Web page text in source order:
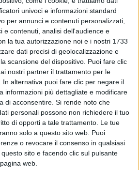
univoci e informazioni standard
per annunci e contenuti personalizzati,
e contenuti, analisi dell'audience e
la tua autorizzazione noi e i nostri 1733
dati precisi di geolocalizzazione e
scansione del dispositivo. Puoi fare clic
nostri partner il trattamento per le
In alternativa puoi fare clic per negare il
informazioni più dettagliate e modificare
di acconsentire. Si rende noto che
personali possono non richiedere il tuo
di opporti a tale trattamento. Le tue
solo a questo sito web. Puoi
o revocare il consenso in qualsiasi
sito e facendo clic sul pulsante
web.
a Sanremo per il papà:
qualche parte nel cosmo”
gli occhi lucidi del padre dopo
con “ Mentre tutto scorre”.
stessa la telefonata con te
Ma ti sentirò nella gioia di
su Instagram